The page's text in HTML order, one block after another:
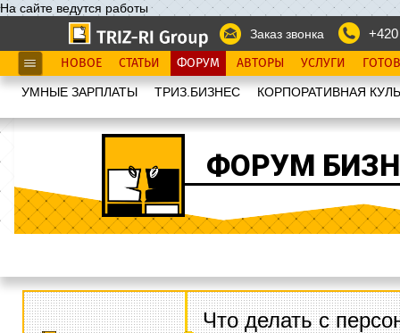
На сайте ведутся работы
Заказ звонка
НОВОЕ СТАТЬИ ФОРУМ АВТОРЫ УСЛУГИ
УМНЫЕ ЗАРПЛАТЫ ТРИЗ.БИЗНЕС КОРПОРАТИВНАЯ
ФОРУМ
Что делать с